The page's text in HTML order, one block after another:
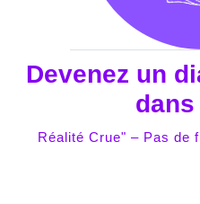
Devenez un
Réalité Crue" – Pas de